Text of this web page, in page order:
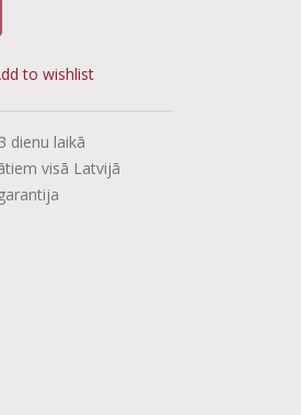
to wishlist
dienu laikā
visā Latvijā